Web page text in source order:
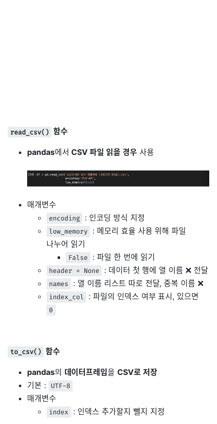
read_csv() 함수
pandas에서CSV 파일 읽을 경우 사용
매개변수
encoding : 인코딩 방식 지정
low_memory
: 메모리 효율 사용 위해 파일
나누어 읽기
False : 파일 한 번에 읽기
header = None : 데이터 첫 행에 열 이름 ❌ 전달
names : 열 이름 리스트 따로 전달, 중복 이름 ❌
index_col : 파일의 인덱스 여부 표시, 있으면
0
to_csv() 함수
pandas의 데이터프레임을 CSV로 저장
기본 :
UTF-8
매개변수
index : 인덱스 추가할지 뺄지 지정